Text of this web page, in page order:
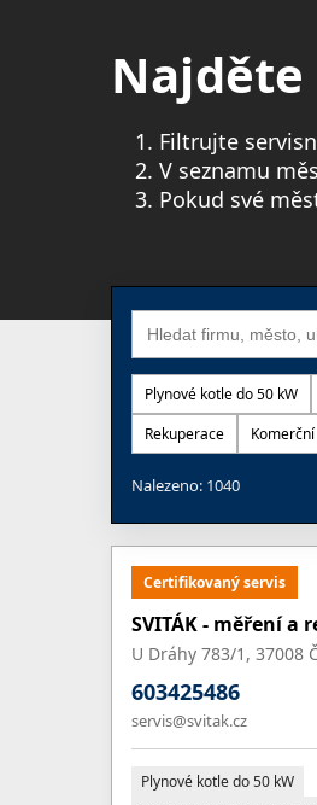
Filtrujte
V seznamu
Pokud své
Plynové kotle do 50 kW
Rekuperace
Nalezeno: 1040
Certifikovaný servis
SVITÁK - měření a
U Dráhy 783/1, 37008
603425486
servis@svitak.cz
Plynové kotle do 50 kW